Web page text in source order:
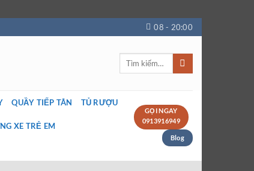
08 - 20:00
Tìm
QUẦY TIẾP TÂN TỦ RƯỢU
XE TRẺ EM
GỌI NGAY
0913916949
Blog